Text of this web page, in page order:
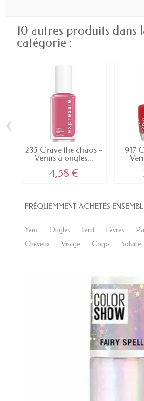
10 autres produits dans
catégorie :
235 Crave the chaos -
Vernis à ongles...
4,58 €
917
‹
FRÉQUEMMENT ACHETÉS
Yeux Ongles Teint Lèvres
Cheveux
Visage Corps Solaire